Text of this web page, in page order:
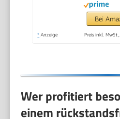
Bei
* Anzeige Preis inkl.
Wer profitiert
einem